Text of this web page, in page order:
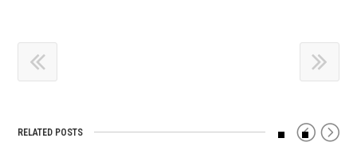
RELATED POSTS